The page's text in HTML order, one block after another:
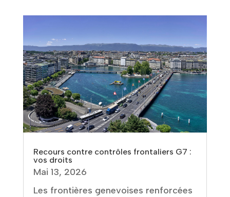
Recours contre contrôles frontaliers G7 :
vos droits
Mai 13, 2026
Les frontières genevoises renforcées